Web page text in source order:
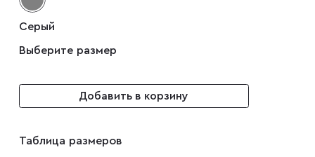
Зажимы для галстуков
Серый
Выберите размер
Добавить в корзину
Таблица размеров